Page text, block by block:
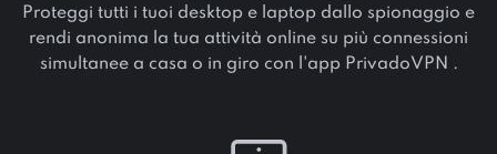
Proteggi tutti i tuoi desktop e laptop dallo spionaggio e
rendi anonima la tua attività online su più connessioni
simultanee a casa o in giro con l'app PrivadoVPN .